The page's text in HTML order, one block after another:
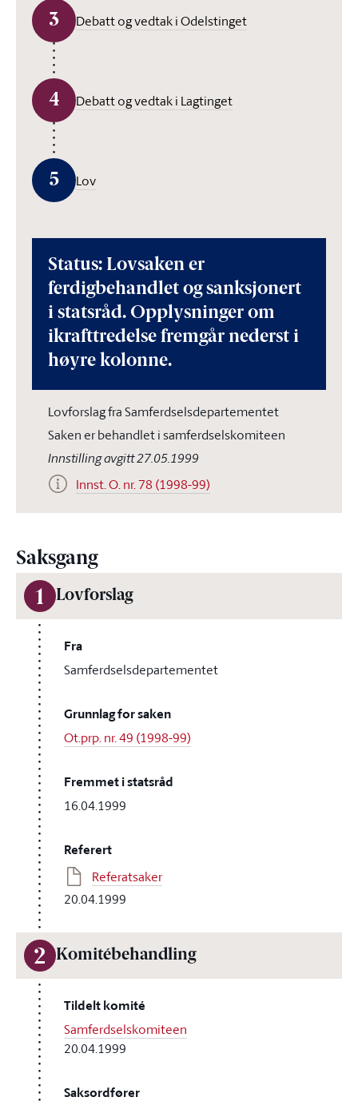
3 Debatt og vedtak i Odelstinget
4 Debatt og vedtak i Lagtinget
5 Lov
Status: Lovsaken er
ferdigbehandlet og sanksjonert
i statsråd. Opplysninger om
ikrafttredelse fremgår nederst i
høyre kolonne.
Lovforslag fra Samferdselsdepartementet
Saken er behandlet i samferdselskomiteen
Innstilling avgitt 27.05.1999
Innst. O. nr. 78 (1998-99)
Saksgang
1 Lovforslag
Fra
Samferdselsdepartementet
Grunnlag for saken
Ot.prp. nr. 49 (1998-99)
Fremmet i statsråd
16.04.1999
Referert
Referatsaker
20.04.1999
2 Komitébehandling
Tildelt komité
Samferdselskomiteen
20.04.1999
Saksordfører